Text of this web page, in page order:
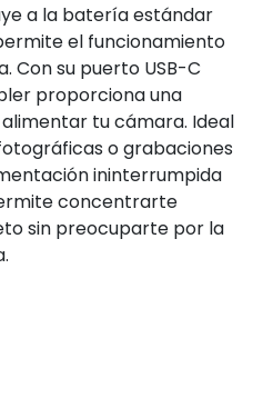
a la batería estándar
el funcionamiento
Con su puerto USB-C
proporciona una
tu cámara. Ideal
o grabaciones
ininterrumpida
concentrarte
sin preocuparte por la